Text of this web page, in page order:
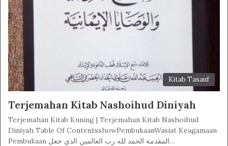
Kitab Tasauf
Terjemahan Kitab Nashoihud Diniyah
Terjemahan Kitab Kuning | Terjemahan Kitab Nashoihud
Diniyah Table Of ContentsshowPembukaanWasiat Keagamaan
Pembukaan المقدمة الحمد لله رب العالمين الذي جعل…